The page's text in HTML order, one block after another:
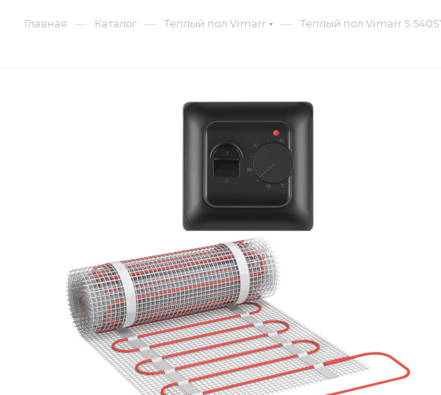
Главная — Каталог — Теплый пол Vimarr — Теплый пол Vimarr S